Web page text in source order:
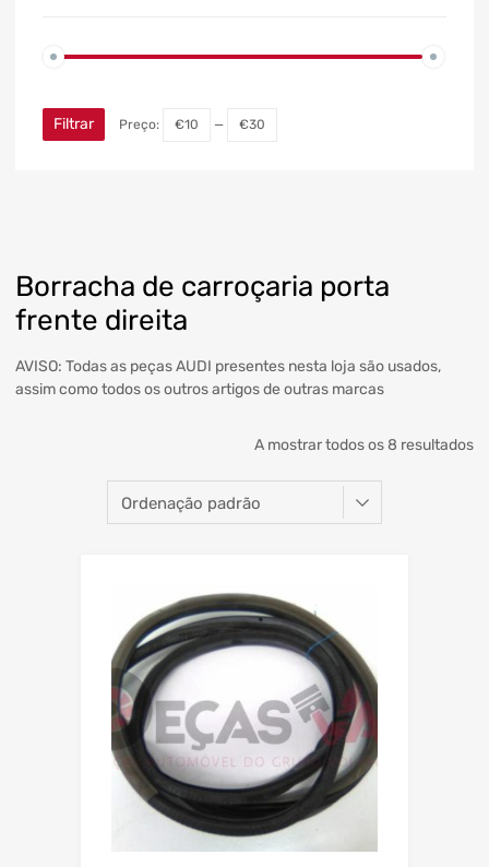
Borracha de carroçaria porta
frente direita
AVISO: Todas as peças AUDI presentes nesta loja são usados,
assim como todos os outros artigos de outras marcas
A mostrar todos os 8 resultados
Filtrar Preço: €10 — €30